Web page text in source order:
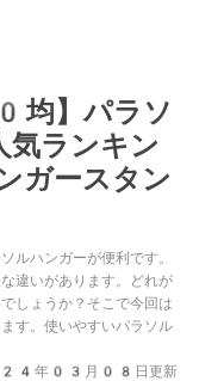
均】パラソ
気ランキン
ガースタン
ルハンガーが便利です。
違いがあります。どれが
しょうか？そこで今回は
す。使いやすいパラソル
年03月08日更新